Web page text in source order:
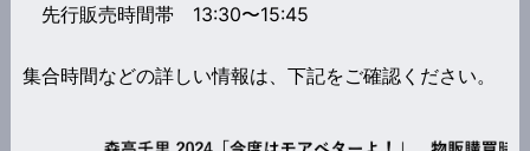
先行販売時間帯 13:30〜15:45
集合時間などの詳しい情報は、下記をご確認ください。